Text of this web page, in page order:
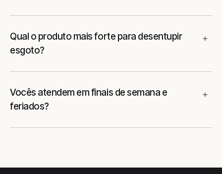
Qual o produto mais forte para desentupir
esgoto?
Vocês atendem em finais de semana e
feriados?